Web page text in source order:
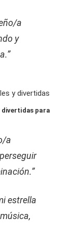
a
y
divertidas para
a
estrella